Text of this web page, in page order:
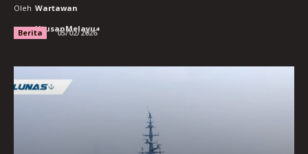
Oleh Wartawan
UtusanMelayu+
Berita 05/02/2026